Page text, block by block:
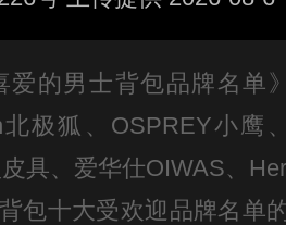
的男士背包品牌名单
极狐、OSPREY小鹰
具、爱华仕OIWAS、
包十大受欢迎品牌名单